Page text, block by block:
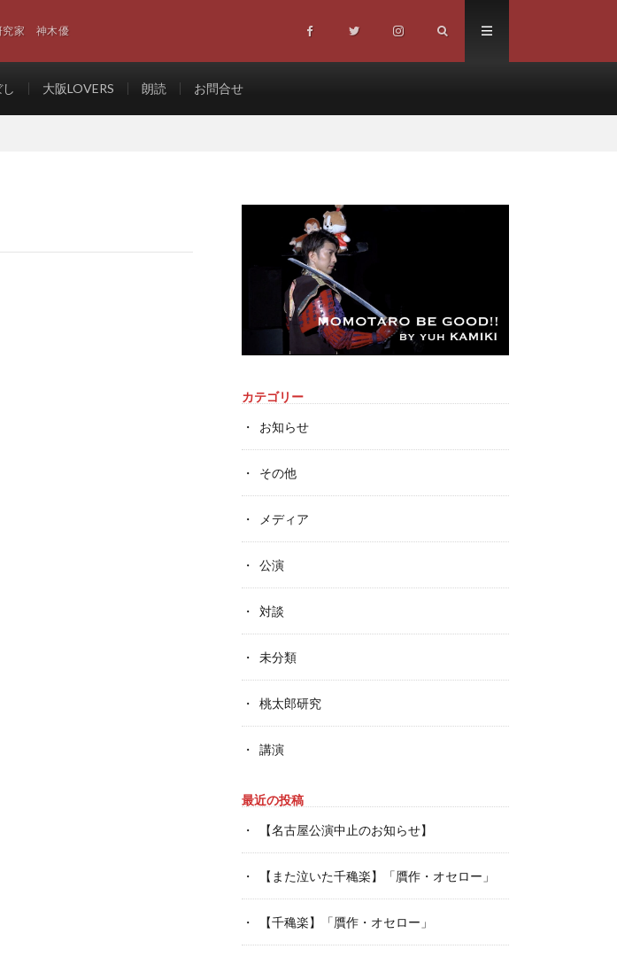
究家 神木優
大阪LOVERS 朗読 お問合せ
カテゴリー
お知らせ
その他
メディア
公演
対談
未分類
桃太郎研究
講演
最近の投稿
【名古屋公演中止のお知らせ】
【また泣いた千穐楽】「贋作・オセロー」
【千穐楽】「贋作・オセロー」